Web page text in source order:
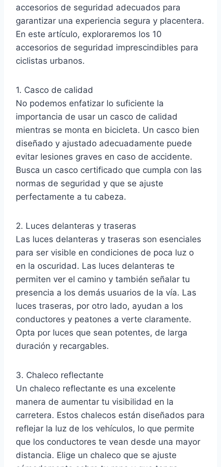
accesorios de seguridad adecuados para
garantizar una experiencia segura y placentera.
En este artículo, exploraremos los 10
accesorios de seguridad imprescindibles para
ciclistas urbanos.
1. Casco de calidad
No podemos enfatizar lo suficiente la
importancia de usar un casco de calidad
mientras se monta en bicicleta. Un casco bien
diseñado y ajustado adecuadamente puede
evitar lesiones graves en caso de accidente.
Busca un casco certificado que cumpla con las
normas de seguridad y que se ajuste
perfectamente a tu cabeza.
2. Luces delanteras y traseras
Las luces delanteras y traseras son esenciales
para ser visible en condiciones de poca luz o
en la oscuridad. Las luces delanteras te
permiten ver el camino y también señalar tu
presencia a los demás usuarios de la vía. Las
luces traseras, por otro lado, ayudan a los
conductores y peatones a verte claramente.
Opta por luces que sean potentes, de larga
duración y recargables.
3. Chaleco reflectante
Un chaleco reflectante es una excelente
manera de aumentar tu visibilidad en la
carretera. Estos chalecos están diseñados para
reflejar la luz de los vehículos, lo que permite
que los conductores te vean desde una mayor
distancia. Elige un chaleco que se ajuste